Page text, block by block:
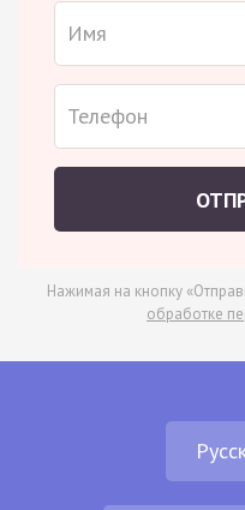
Нажимая на кнопку
обработке